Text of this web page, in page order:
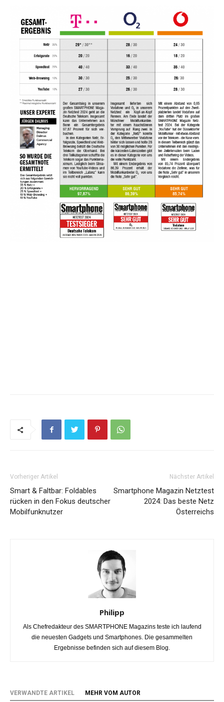
Vorheriger Artikel
Smart & Faltbar: Foldables
rücken in den Fokus deutscher
Mobilfunknutzer
Nächster Artikel
Smartphone Magazin Netztest
2024: Das beste Netz
Österreichs
Philipp
Als Chefredakteur des SMARTPHONE Magazins teste ich laufend
die neuesten Gadgets und Smartphones. Die gesammelten
Ergebnisse befinden sich auf diesem Blog.
VERWANDTE ARTIKEL MEHR VOM AUTOR